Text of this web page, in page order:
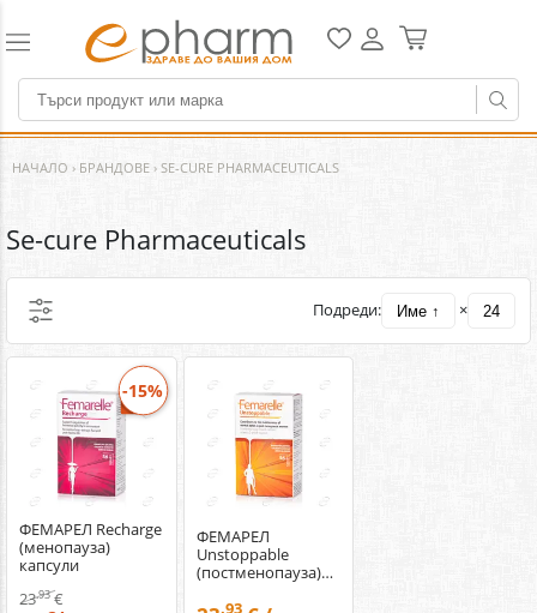
НАЧАЛО › БРАНДОВЕ › SE-CURE PHARMACEUTICALS
Se-cure Pharmaceuticals
Подреди: Име ↑ × 24
-15%
ФЕМАРЕЛ Recharge
(менопауза)
капсули
23.93€
ФЕМАРЕЛ
Unstoppable
(постменопауза)
.93